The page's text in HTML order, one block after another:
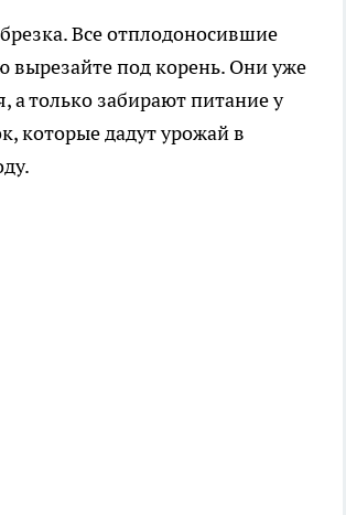
Все отплодоносившие
вырезайте под корень. Они уже
а только забирают питание у
которые дадут урожай в